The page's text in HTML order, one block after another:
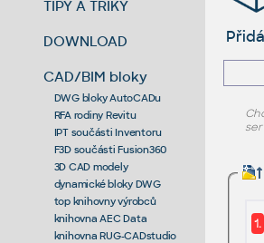
TIPY A TRIKY
DOWNLOAD
CAD/BIM bloky
DWG bloky AutoCADu
RFA rodiny Revitu
IPT součásti Inventoru
F3D součásti Fusion360
3D CAD modely
dynamické bloky DWG
top knihovny výrobců
knihovna AEC Data
knihovna RUG-CADstudio
1.